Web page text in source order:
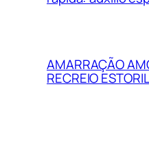
AMARRAÇÃO
RECREIO